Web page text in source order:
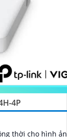
4P
thời cho hình